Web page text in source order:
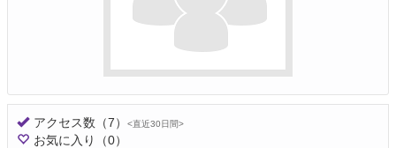
アクセス数 （7） <直近30日間>
お気に入り （0）